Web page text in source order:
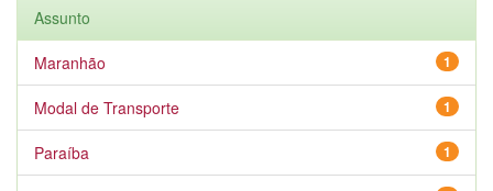
Assunto
1
Maranhão
1
Modal de Transporte
1
Paraíba